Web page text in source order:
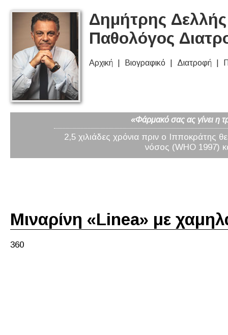
Δημήτρης
Παθολόγος
Αρχική Βιογραφικό Διατροφή
«Φάρμακό σας ας γίνει η
2,5 χιλιάδες χρόνια πριν ο Ιπποκράτης
νόσος (WHO 1997)
Μιναρίνη «Linea» με
360